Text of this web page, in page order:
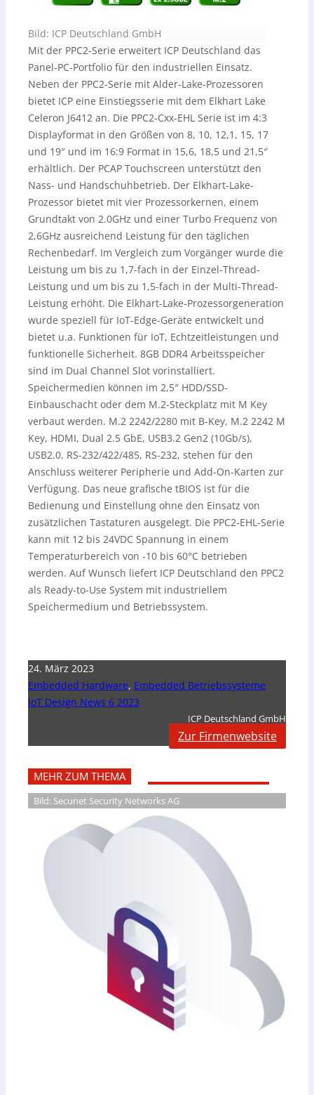
Bild: ICP Deutschland GmbH
Mit der PPC2-Serie erweitert ICP Deutschland das
Panel-PC-Portfolio für den industriellen Einsatz.
Neben der PPC2-Serie mit Alder-Lake-Prozessoren
bietet ICP eine Einstiegsserie mit dem Elkhart Lake
Celeron J6412 an. Die PPC2-Cxx-EHL Serie ist im 4:3
Displayformat in den Größen von 8, 10, 12,1, 15, 17
und 19″ und im 16:9 Format in 15,6, 18,5 und 21,5″
erhältlich. Der PCAP Touchscreen unterstützt den
Nass- und Handschuhbetrieb. Der Elkhart-Lake-
Prozessor bietet mit vier Prozessorkernen, einem
Grundtakt von 2.0GHz und einer Turbo Frequenz von
2,6GHz ausreichend Leistung für den täglichen
Rechenbedarf. Im Vergleich zum Vorgänger wurde die
Leistung um bis zu 1,7-fach in der Einzel-Thread-
Leistung und um bis zu 1,5-fach in der Multi-Thread-
Leistung erhöht. Die Elkhart-Lake-Prozessorgeneration
wurde speziell für IoT-Edge-Geräte entwickelt und
bietet u.a. Funktionen für IoT, Echtzeitleistungen und
funktionelle Sicherheit. 8GB DDR4 Arbeitsspeicher
sind im Dual Channel Slot vorinstalliert.
Speichermedien können im 2,5″ HDD/SSD-
Einbauschacht oder dem M.2-Steckplatz mit M Key
verbaut werden. M.2 2242/2280 mit B-Key, M.2 2242 M
Key, HDMI, Dual 2.5 GbE, USB3.2 Gen2 (10Gb/s),
USB2.0, RS-232/422/485, RS-232, stehen für den
Anschluss weiterer Peripherie und Add-On-Karten zur
Verfügung. Das neue grafische tBIOS ist für die
Bedienung und Einstellung ohne den Einsatz von
zusätzlichen Tastaturen ausgelegt. Die PPC2-EHL-Serie
kann mit 12 bis 24VDC Spannung in einem
Temperaturbereich von -10 bis 60°C betrieben
werden. Auf Wunsch liefert ICP Deutschland den PPC2
als Ready-to-Use System mit industriellem
Speichermedium und Betriebssystem.
24. März 2023
Embedded Hardware, Embedded Betriebssysteme
IoT Design News 6 2023
ICP Deutschland GmbH
Zur Firmenwebsite
MEHR ZUM THEMA
Bild: Secunet Security Networks AG